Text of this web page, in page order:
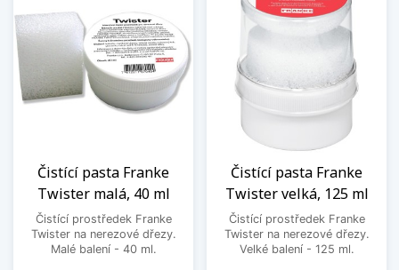
Čistící pasta Franke
Twister malá, 40 ml
Čistící prostředek Franke
Twister na nerezové dřezy.
Malé balení - 40 ml.
Čistící pasta Franke
Twister velká, 125 ml
Čistící prostředek Franke
Twister na nerezové dřezy.
Velké balení - 125 ml.